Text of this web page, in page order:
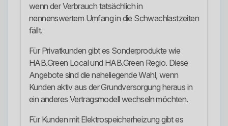
wenn der Verbrauch tatsächlich in
nennenswertem Umfang in die Schwachlastzeiten
fällt.
Für Privatkunden gibt es Sonderprodukte wie
HAB.Green Local und HAB.Green Regio. Diese
Angebote sind die naheliegende Wahl, wenn
Kunden aktiv aus der Grundversorgung heraus in
ein anderes Vertragsmodell wechseln möchten.
Für Kunden mit Elektrospeicherheizung gibt es